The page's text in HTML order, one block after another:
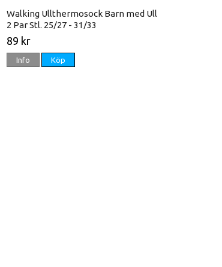
Walking Ullthermosock Barn med Ull
2 Par Stl. 25/27 - 31/33
89 kr
Info Köp